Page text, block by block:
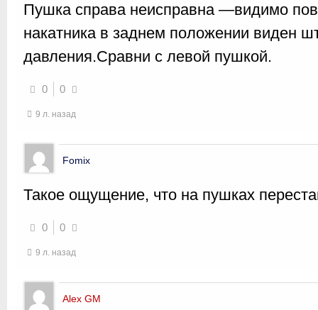
Пушка справа неисправна —видимо
накатника в заднем положении виден
давления.Сравни с левой пушкой.
0 0
9 л. назад
Fomix
Такое ощущение, что на пушках
0 0
9 л. назад
Alex GM